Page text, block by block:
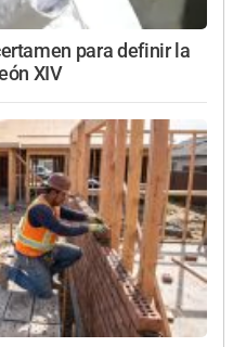
para definir la
XIV